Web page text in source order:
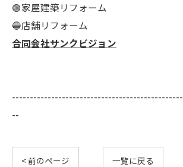
🟢家屋建築リフォーム
🔵店舗リフォーム
合同会社サンクビジョン
--
< 前のページ 一覧に戻る